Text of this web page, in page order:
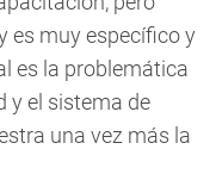
es muy específico y
es la problemática
y el sistema de
una vez más la